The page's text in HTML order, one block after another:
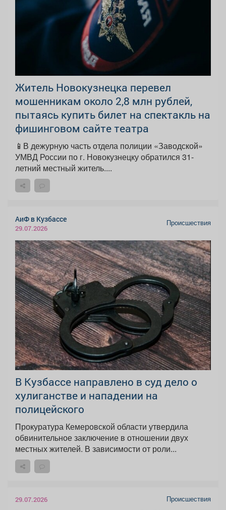
Житель Новокузнецка перевел
мошенникам около 2,8 млн рублей,
пытаясь купить билет на спектакль на
фишинговом сайте театра
📱В дежурную часть отдела полиции «Заводской»
УМВД России по г. Новокузнецку обратился 31-
летний местный житель....
АиФ в Кузбассе
29.07.2026
Происшествия
В Кузбассе направлено в суд дело о
хулиганстве и нападении на
полицейского
Прокуратура Кемеровской области утвердила
обвинительное заключение в отношении двух
местных жителей. В зависимости от роли...
29.07.2026 Происшествия